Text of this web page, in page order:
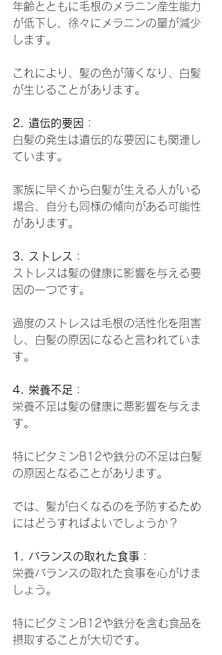
年齢とともに毛根のメラニン産生能力
が低下し、徐々にメラニンの量が減少
します。
これにより、髪の色が薄くなり、白髪
が生じることがあります。
2. 遺伝的要因
：
白髪の発生は遺伝的な要因にも関連し
ています。
家族に早くから白髪が生える人がいる
場合、自分も同様の傾向がある可能性
があります。
3. ストレス
：
ストレスは髪の健康に影響を与える要
因の一つです。
過度のストレスは毛根の活性化を阻害
し、白髪の原因になると言われていま
す。
4. 栄養不足 ：
栄養不足は髪の健康に悪影響を与えま
す。
特にビタミンB12や鉄分の不足は白髪
の原因となることがあります。
では、髪が白くなるのを予防するため
にはどうすればよいでしょうか？
1. バランスの取れた食事 ：
栄養バランスの取れた食事を心がけま
しょう。
特にビタミンB12や鉄分を含む食品を
摂取することが大切です。